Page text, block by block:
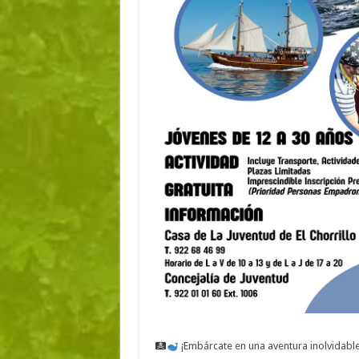
¡Embárcate en una aventura